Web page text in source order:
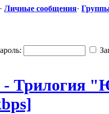
· Личные сообщения·
- Трилогия